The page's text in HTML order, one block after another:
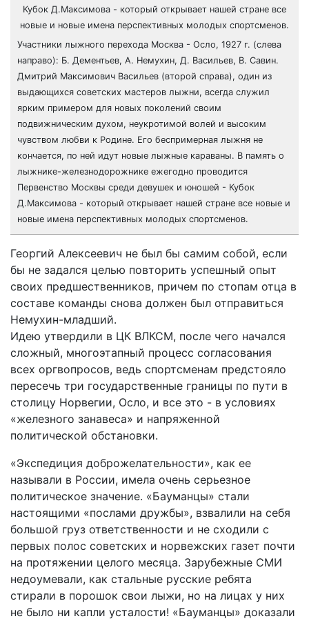
Участники лыжного перехода Москва - Осло, 1927 г. (слева
направо): Б. Дементьев, А. Немухин, Д. Васильев, В. Савин.
Дмитрий Максимович Васильев (второй справа), один из
выдающихся советских мастеров лыжни, всегда служил
ярким примером для новых поколений своим
подвижническим духом, неукротимой волей и высоким
чувством любви к Родине. Его беспримерная лыжня не
кончается, по ней идут новые лыжные караваны. В память о
лыжнике-железнодорожнике ежегодно проводится
Первенство Москвы среди девушек и юношей - Кубок
Д.Максимова - который открывает нашей стране все новые и
новые имена перспективных молодых спортсменов.
Георгий Алексеевич не был бы самим собой, если
бы не задался целью повторить успешный опыт
своих предшественников, причем по стопам отца в
составе команды снова должен был отправиться
Немухин-младший.
Идею утвердили в ЦК ВЛКСМ, после чего начался
сложный, многоэтапный процесс согласования
всех оргвопросов, ведь спортсменам предстояло
пересечь три государственные границы по пути в
столицу Норвегии, Осло, и все это - в условиях
«железного занавеса» и напряженной
политической обстановки.
«Экспедиция доброжелательности», как ее
называли в России, имела очень серьезное
политическое значение. «Бауманцы» стали
настоящими «послами дружбы», взвалили на себя
большой груз ответственности и не сходили с
первых полос советских и норвежских газет почти
на протяжении целого месяца. Зарубежные СМИ
недоумевали, как стальные русские ребята
стирали в порошок свои лыжи, но на лицах у них
не было ни капли усталости! «Бауманцы» доказали